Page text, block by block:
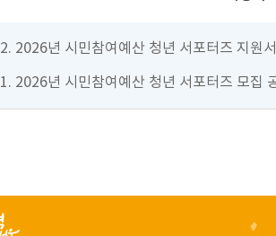
2. 2026년 시민참여예산 청년 서포터즈 지원
1. 2026년 시민참여예산 청년 서포터즈 모집